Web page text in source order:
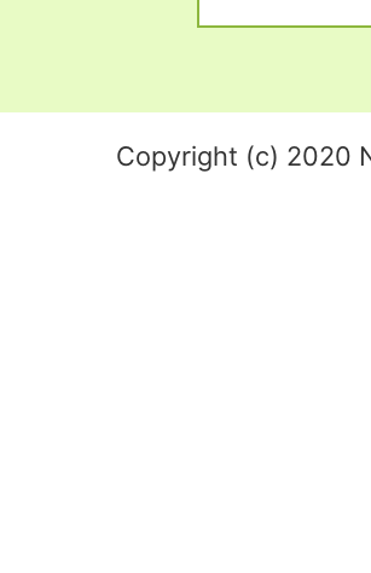
Copyright (c) 2020